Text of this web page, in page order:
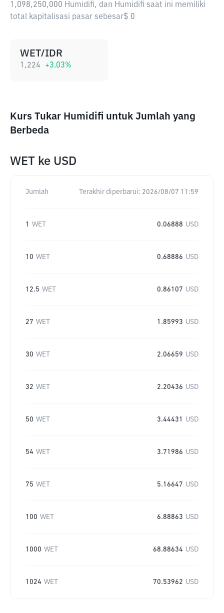
1,098,250,000 Humidifi, dan Humidifi saat ini memiliki
total kapitalisasi pasar sebesar$ 0
WET/IDR
1,224 +3.03%
Kurs Tukar Humidifi untuk Jumlah yang
Berbeda
WET ke USD
Jumlah Terakhir diperbarui: 2026/08/07 11:59
1 WET 0.06888 USD
10 WET 0.68886 USD
12.5 WET 0.86107 USD
27 WET 1.85993 USD
30 WET 2.06659 USD
32 WET 2.20436 USD
50 WET 3.44431 USD
54 WET 3.71986 USD
75 WET 5.16647 USD
100 WET 6.88863 USD
1000 WET 68.88634 USD
1024 WET 70.53962 USD